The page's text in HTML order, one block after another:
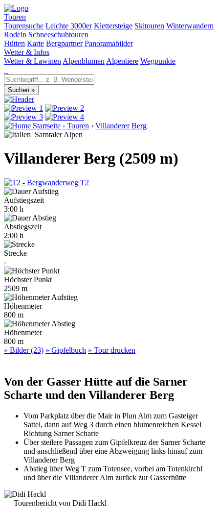
Touren
Tourensuche Leichte 3000er Klettersteige Skitouren Winterwandern
Rodeln Schneeschuhtouren
Hütten Karte Bergpartner Panoramabilder
Wetter & Infos
Wetter & Lawinen Alpenblumen Alpentiere Wegpunkte
Startseite › Touren › Villanderer Berg
Sarntaler Alpen
Villanderer Berg (2509 m)
T2
Aufstiegszeit
3:00 h
Abstiegszeit
2:00 h
Strecke
-
Höchster Punkt
2509 m
Höhenmeter
800 m
Höhenmeter
800 m
» Bilder (23) » Gipfelbuch » Tour drucken
Von der Gasser Hütte auf die Sarner
Scharte und den Villanderer Berg
Vom Parkplatz über die Mair in Plun Alm zum Gasteiger
Sattel, dann auf Weg 3 durch einen blumenreichen Kessel
Richtung Sarner Scharte
Über steilere Passagen zum Gipfelkreuz der Sarner Scharte
und anschließend über eine Abzweigung links hinauf zum
Villanderer Berg
Abstieg über Weg T zum Totensee, vorbei am Totenkirchl
und über die Villanderer Alm zurück zur Gasserhütte
Tourenbericht von Didi Hackl